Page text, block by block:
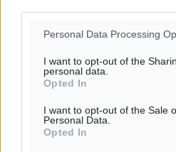
Personal Data Processing
I want to opt-out of the
personal data.
Opted In
I want to opt-out of the Sale
Personal Data.
Opted In
Βασίλης Υψηλάντης:
παραχώρηση οριστικών
εργατικές κατοικίες στη Ρόδο
Τοπικές Ειδήσεις• πριν 11 λεπτά